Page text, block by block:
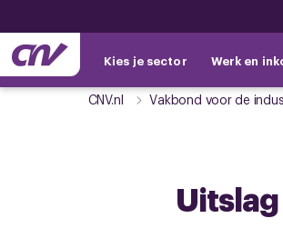
Kies je sector Werk en
CNV.nl Vakbond voor de